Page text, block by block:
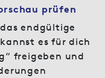
prüfen
endgültige
es für dich
freigeben und